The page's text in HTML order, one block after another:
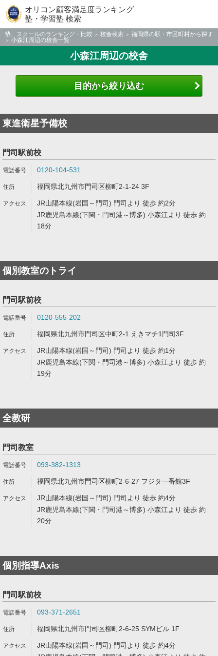
オリコン顧客満足度ランキング
塾・学習塾 検索
塾、スクールのランキング・比較 校舎検索
福岡県の駅・市区町村から探す
小森江周辺の校舎一覧
小森江周辺の校舎
目的から絞り込む
東進衛星予備校
門司駅前校
0120-104-531
福岡県北九州市門司区柳町2-1-24 3F
JR山陽本線(岩国～門司) 門司より 徒歩 約2分
JR鹿児島本線(下関・門司港～博多) 小森江より 徒歩 約
18分
個別教室のトライ
門司駅前校
0120-555-202
福岡県北九州市門司区中町2-1 えきマチ1門司3F
JR山陽本線(岩国～門司) 門司より 徒歩 約1分
JR鹿児島本線(下関・門司港～博多) 小森江より 徒歩 約
19分
全教研
門司教室
093-382-1313
福岡県北九州市門司区柳町2-6-27 フジタ一番館3F
JR山陽本線(岩国～門司) 門司より 徒歩 約4分
JR鹿児島本線(下関・門司港～博多) 小森江より 徒歩 約
20分
個別指導Axis
門司駅前校
093-371-2651
福岡県北九州市門司区柳町2-6-25 SYMビル 1F
JR山陽本線(岩国～門司) 門司より 徒歩 約4分